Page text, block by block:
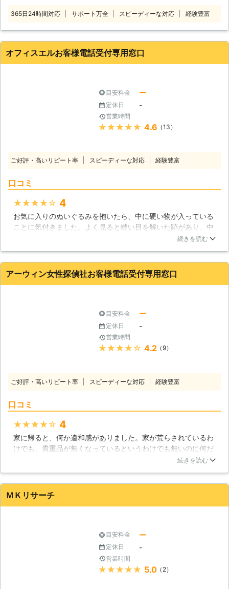
らせる盗聴器を発見いたしますので安
を受け付け、ご利用しやすい価格のサ
ービスをご提供いたします。 「盗聴
できるAKai探偵事務所にお任せくださ
い。
365日24時間対応 サポート万全 スピーディーな対応 経験豊富
オフィスエルお客様電話受付専用窓口
目安料金 ー
定休日 -
営業時間
★★★★★ 4.6 （13）
ご好評・高いリピート率 スピーディーな対応 経験豊富
口コミ
★★★★★ 4
お気に入りのぬいぐるみを抱いたら、中に硬い物が入っている
ことに気付きました。よく見ると縫い目を解いた跡があり、中
身を出してみたら盗聴器らしき物が出て来たのです。すぐに専
の内部にも盗聴器が仕掛けられていたことが分かりました。犯
人に心当たりが無いので不安ですが、盗聴器を全て取り外すこ
続きを読む
アーウィン女性探偵社お客様電話受付専用窓口
目安料金 ー
定休日 -
営業時間
★★★★★ 4.2 （9）
ご好評・高いリピート率 スピーディーな対応 経験豊富
口コミ
★★★★★ 4
家に帰ると、何か違和感がありました。家が荒らされているわ
けでも、貴重品が無くなっているというわけでも無いのに何だ
ろうと思ったら、飾っているグラスの向きが変わっていたり本
盗聴器が本棚の裏やキッチンから発見されたので、もしも調べ
なかったらと思うと怖くなりました。
続きを読む
ＭＫリサーチ
目安料金 ー
定休日 -
営業時間
★★★★★ 5.0（2）